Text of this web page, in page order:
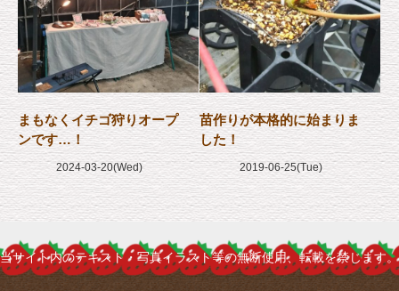
まもなくイチゴ狩りオープ
ンです…！
2024-03-20(Wed)
苗作りが本格的に始まりま
した！
2019-06-25(Tue)
当サイト内のテキスト・写真イラスト等の無断使用、転載を禁じます。